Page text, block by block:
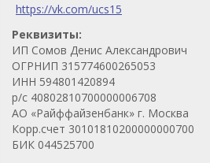
https://vk.com/ucs15
Реквизиты:
ИП Сомов Денис Александрович
ОГРНИП 315774600265053
ИНН 594801420894
р/с 40802810700000006708
АО «Райффайзенбанк» г. Москва
Корр.счет 30101810200000000700
БИК 044525700